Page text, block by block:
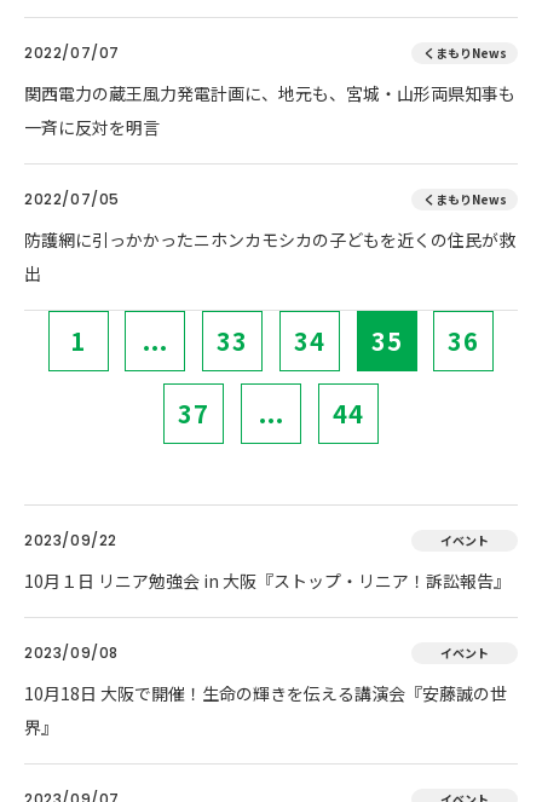
2022/07/07 くまもりNews
関西電力の蔵王風力発電計画に、地元も、宮城・山形両県知事も
一斉に反対を明言
2022/07/05 くまもりNews
防護網に引っかかったニホンカモシカの子どもを近くの住民が救
出
1 ... 33 34 35 36
37 ... 44
2023/09/22 イベント
10月１日 リニア勉強会 in 大阪『ストップ・リニア！訴訟報告』
2023/09/08 イベント
10月18日 大阪で開催！生命の輝きを伝える講演会『安藤誠の世
界』